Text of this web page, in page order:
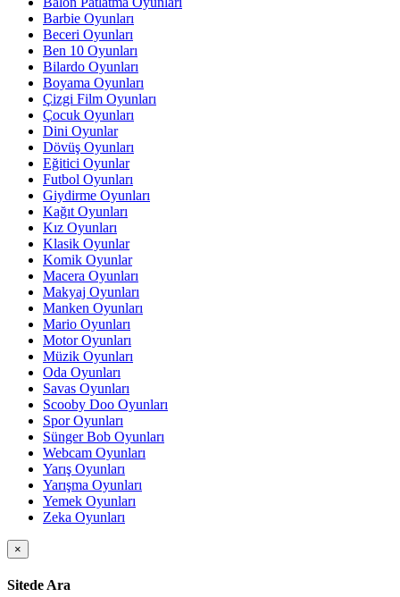
Barbie Oyunları
Beceri Oyunları
Ben 10 Oyunları
Bilardo Oyunları
Boyama Oyunları
Çizgi Film Oyunları
Çocuk Oyunları
Dini Oyunlar
Dövüş Oyunları
Eğitici Oyunlar
Futbol Oyunları
Giydirme Oyunları
Kağıt Oyunları
Kız Oyunları
Klasik Oyunlar
Komik Oyunlar
Macera Oyunları
Makyaj Oyunları
Manken Oyunları
Mario Oyunları
Motor Oyunları
Müzik Oyunları
Oda Oyunları
Savas Oyunları
Scooby Doo Oyunları
Spor Oyunları
Sünger Bob Oyunları
Webcam Oyunları
Yarış Oyunları
Yarışma Oyunları
Yemek Oyunları
Zeka Oyunları
×
Sitede Ara